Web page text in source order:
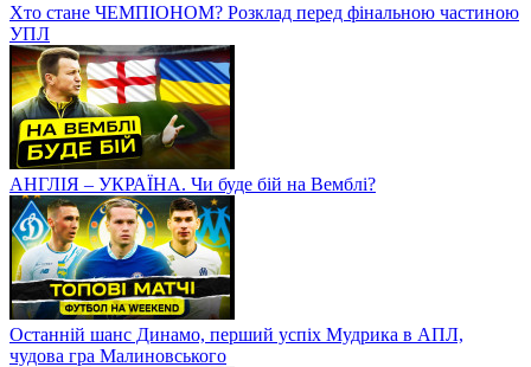
Хто стане ЧЕМПІОНОМ? Розклад перед фінальною частиною
УПЛ
АНГЛІЯ – УКРАЇНА. Чи буде бій на Вемблі?
Останній шанс Динамо, перший успіх Мудрика в АПЛ,
чудова гра Малиновського